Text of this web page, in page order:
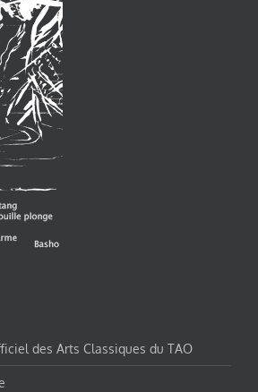
des Arts Classiques du TAO